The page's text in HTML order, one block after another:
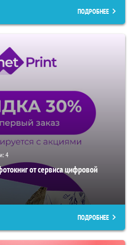
ПОДРОБНЕЕ
4
от сервиса цифровой
ПОДРОБНЕЕ